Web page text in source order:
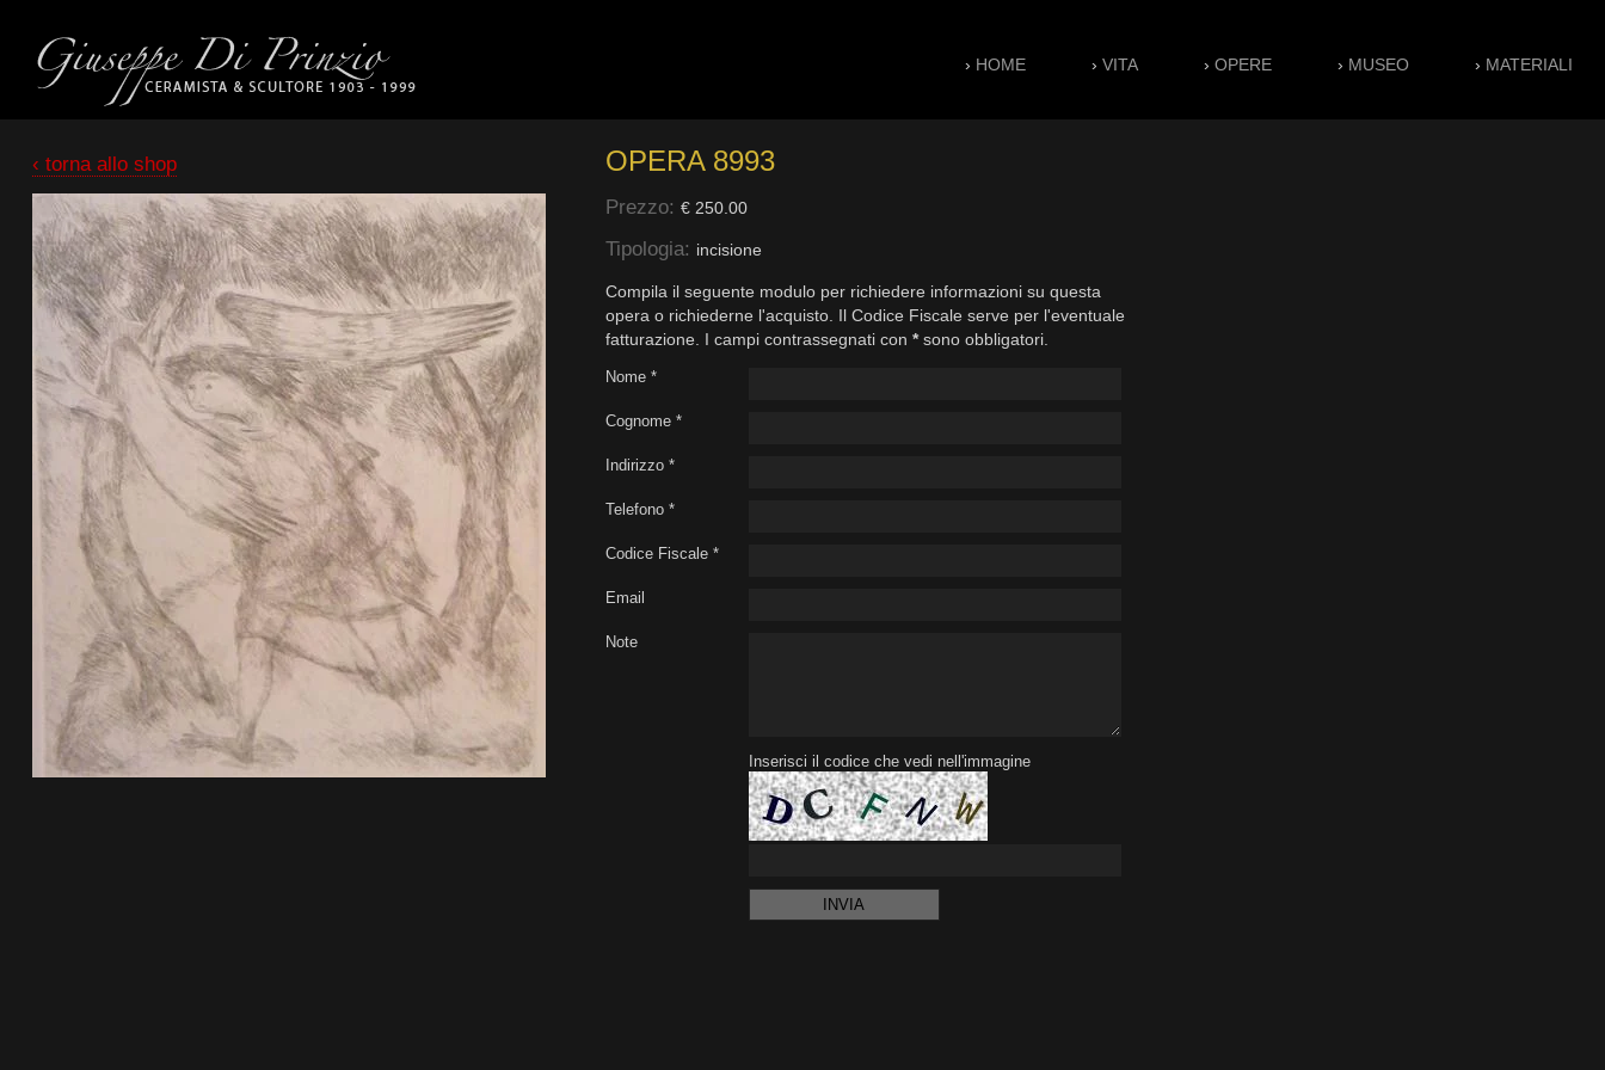
› HOME ›VITA ›OPERE › MUSEO › MATERIALI
‹ torna allo shop OPERA 8993
Prezzo: € 250.00
Tipologia: incisione
Compila il seguente modulo per richiedere informazioni su questa
opera o richiederne l'acquisto. Il Codice Fiscale serve per l'eventuale
fatturazione. I campi contrassegnati con *sono obbligatori.
Nome *
Cognome *
Indirizzo *
Telefono *
Codice Fiscale *
Email
Note
Inserisci il codice che vedi nell'immagine